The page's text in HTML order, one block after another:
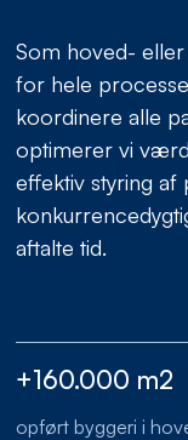
Som hoved-
for hele
koordinere alle
optimerer vi
effektiv styring
aftalte tid.
+160.000 m2
opført byggeri i